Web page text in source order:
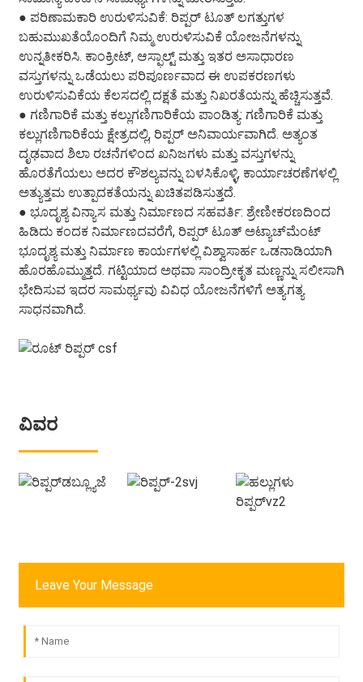
● ಪರಿಣಾಮಕಾರಿ ಉರುಳಿಸುವಿಕೆ: ರಿಪ್ಪರ್ ಟೂತ್ ಲಗತ್ತುಗಳ
ಬಹುಮುಖತೆಯೊಂದಿಗೆ ನಿಮ್ಮ ಉರುಳಿಸುವಿಕೆ ಯೋಜನೆಗಳನ್ನು
ಉನ್ನತೀಕರಿಸಿ. ಕಾಂಕ್ರೀಟ್, ಆಸ್ಫಾಲ್ಟ್ ಮತ್ತು ಇತರ ಅಸಾಧಾರಣ
ವಸ್ತುಗಳನ್ನು ಒಡೆಯಲು ಪರಿಪೂರ್ಣವಾದ ಈ ಉಪಕರಣಗಳು
ಉರುಳಿಸುವಿಕೆಯ ಕೆಲಸದಲ್ಲಿ ದಕ್ಷತೆ ಮತ್ತು ನಿಖರತೆಯನ್ನು ಹೆಚ್ಚಿಸುತ್ತವೆ.
● ಗಣಿಗಾರಿಕೆ ಮತ್ತು ಕಲ್ಲುಗಣಿಗಾರಿಕೆಯ ಪಾಂಡಿತ್ಯ: ಗಣಿಗಾರಿಕೆ ಮತ್ತು
ಕಲ್ಲುಗಣಿಗಾರಿಕೆಯ ಕ್ಷೇತ್ರದಲ್ಲಿ, ರಿಪ್ಪರ್ ಅನಿವಾರ್ಯವಾಗಿದೆ. ಅತ್ಯಂತ
ದೃಢವಾದ ಶಿಲಾ ರಚನೆಗಳಿಂದ ಖನಿಜಗಳು ಮತ್ತು ವಸ್ತುಗಳನ್ನು
ಹೊರತೆಗೆಯಲು ಅದರ ಕೌಶಲ್ಯವನ್ನು ಬಳಸಿಕೊಳ್ಳಿ, ಕಾರ್ಯಾಚರಣೆಗಳಲ್ಲಿ
ಅತ್ಯುತ್ತಮ ಉತ್ಪಾದಕತೆಯನ್ನು ಖಚಿತಪಡಿಸುತ್ತದೆ.
● ಭೂದೃಶ್ಯ ವಿನ್ಯಾಸ ಮತ್ತು ನಿರ್ಮಾಣದ ಸಹವರ್ತಿ: ಶ್ರೇಣೀಕರಣದಿಂದ
ಹಿಡಿದು ಕಂದಕ ನಿರ್ಮಾಣದವರೆಗೆ, ರಿಪ್ಪರ್ ಟೂತ್ ಅಟ್ಯಾಚ್‌ಮೆಂಟ್
ಭೂದೃಶ್ಯ ಮತ್ತು ನಿರ್ಮಾಣ ಕಾರ್ಯಗಳಲ್ಲಿ ವಿಶ್ವಾಸಾರ್ಹ ಒಡನಾಡಿಯಾಗಿ
ಹೊರಹೊಮ್ಮುತ್ತದೆ. ಗಟ್ಟಿಯಾದ ಅಥವಾ ಸಾಂದ್ರೀಕೃತ ಮಣ್ಣನ್ನು ಸಲೀಸಾಗಿ
ಭೇದಿಸುವ ಇದರ ಸಾಮರ್ಥ್ಯವು ವಿವಿಧ ಯೋಜನೆಗಳಿಗೆ ಅತ್ಯಗತ್ಯ
ಸಾಧನವಾಗಿದೆ.
ವಿವರ
Leave Your Message